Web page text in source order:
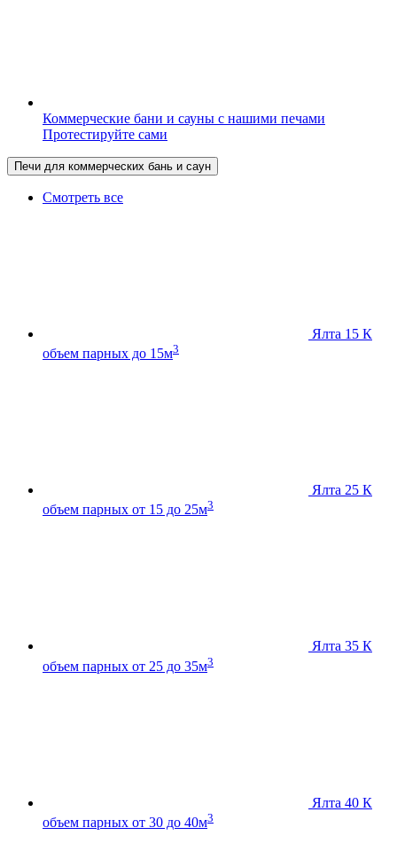
Коммерческие бани и сауны с нашими печами
Протестируйте сами
Печи для коммерческих бань и саун
Смотреть все
Ялта 15 К
объем парных до 15м3
Ялта 25 К
объем парных от 15 до 25м3
Ялта 35 К
объем парных от 25 до 35м3
Ялта 40 К
объем парных от 30 до 40м3